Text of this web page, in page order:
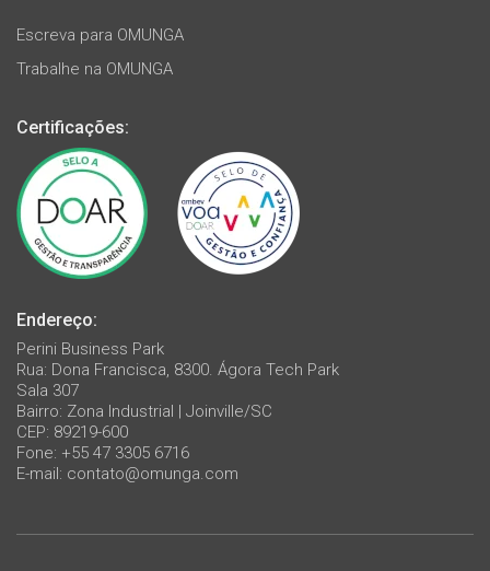
Escreva para OMUNGA
Trabalhe na OMUNGA
Certificações:
Endereço:
Perini Business Park
Rua: Dona Francisca, 8300. Ágora Tech Park
Sala 307
Bairro: Zona Industrial | Joinville/SC
CEP: 89219-600
Fone: +55 47 3305 6716
E-mail: contato@omunga.com